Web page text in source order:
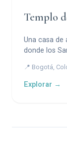
Templo
Una casa de
donde los
📍 Bogotá,
Explorar →